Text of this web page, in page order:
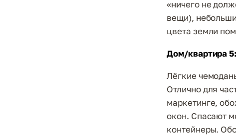
«ничего не
вещи),
цвета земли
Дом/квартира
Лёгкие
Отлично для
маркетинге,
окон. Спасают
контейнеры.